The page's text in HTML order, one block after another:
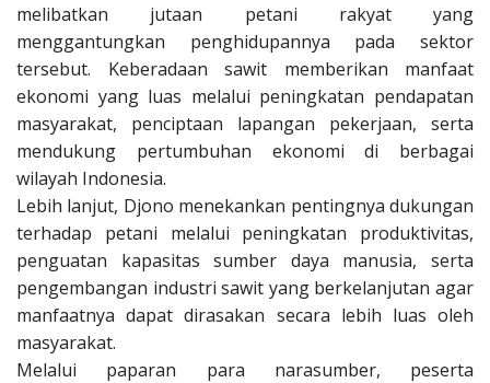
melibatkan jutaan petani rakyat yang
menggantungkan penghidupannya pada sektor
tersebut. Keberadaan sawit memberikan manfaat
ekonomi yang luas melalui peningkatan pendapatan
masyarakat, penciptaan lapangan pekerjaan, serta
mendukung pertumbuhan ekonomi di berbagai
wilayah Indonesia.
Lebih lanjut, Djono menekankan pentingnya dukungan
terhadap petani melalui peningkatan produktivitas,
penguatan kapasitas sumber daya manusia, serta
pengembangan industri sawit yang berkelanjutan agar
manfaatnya dapat dirasakan secara lebih luas oleh
masyarakat.
Melalui paparan para narasumber, peserta